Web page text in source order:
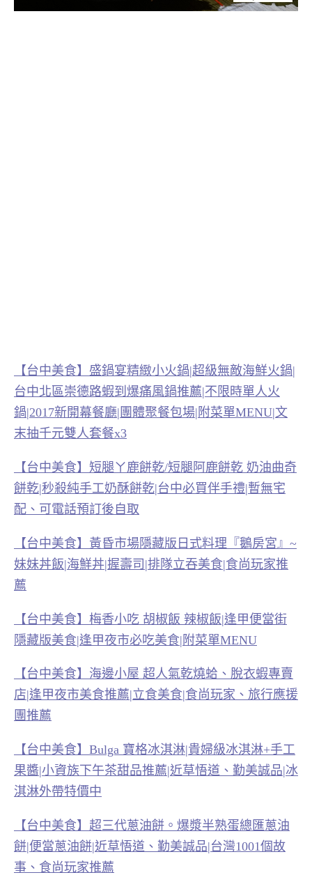
【台中美食】盛鍋宴精緻小火鍋|超級無敵海鮮火鍋|
台中北區崇德路蝦到爆痛風鍋推薦|不限時單人火
鍋|2017新開幕餐廳|團體聚餐包場|附菜單MENU|文
末抽千元雙人套餐x3
【台中美食】短腿ㄚ鹿餅乾/短腿阿鹿餅乾 奶油曲奇
餅乾|秒殺純手工奶酥餅乾|台中必買伴手禮|暫無宅
配、可電話預訂後自取
【台中美食】黃昏市場隱藏版日式料理『鵝房宮』~
妹妹丼飯|海鮮丼|握壽司|排隊立吞美食|食尚玩家推
薦
【台中美食】梅香小吃 胡椒飯 辣椒飯|逢甲便當街
隱藏版美食|逢甲夜市必吃美食|附菜單MENU
【台中美食】海邊小屋 超人氣乾燒蛤、脫衣蝦專賣
店|逢甲夜市美食推薦|立食美食|食尚玩家、旅行應援
團推薦
【台中美食】Bulga 寶格冰淇淋|貴婦級冰淇淋+手工
果醬|小資族下午茶甜品推薦|近草悟道、勤美誠品|冰
淇淋外帶特價中
【台中美食】超三代蔥油餅。爆漿半熟蛋總匯蔥油
餅|便當蔥油餅|近草悟道、勤美誠品|台灣1001個故
事、食尚玩家推薦